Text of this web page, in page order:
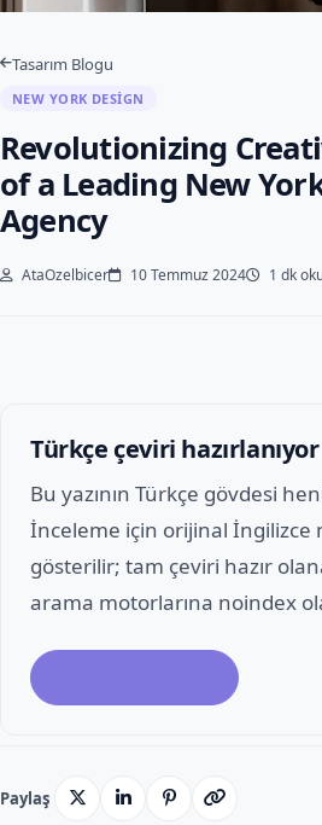
Tasarım Blogu
NEW YORK DESIGN
Revolutionizing
of a Leading New
Agency
AtaOzelbicer 10 Temmuz 2024 1 dk
Türkçe çeviri hazırlanıyor
Bu yazının Türkçe gövdesi
İnceleme için orijinal İngilizce
gösterilir; tam çeviri hazır
arama motorlarına noindex
Paylaş